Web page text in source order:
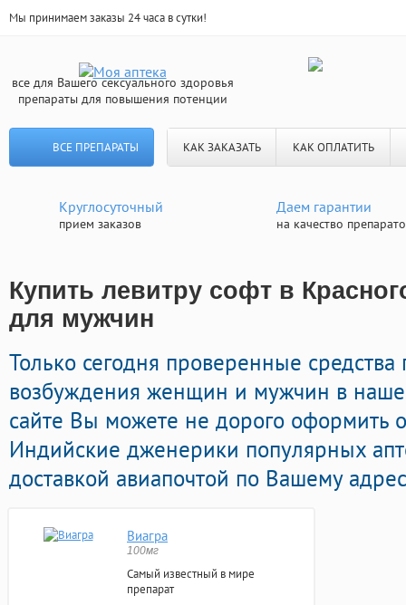
Мы принимаем заказы 24 часа в сутки!
все для Вашего сексуального здоровья
препараты для повышения потенции
ВСЕ ПРЕПАРАТЫ КАК ЗАКАЗАТЬ КАК ОПЛАТИТЬ
Круглосуточный
прием заказов
Даем гарантии
на качество
Купить левитру софт в
для мужчин
Только сегодня проверенные
возбуждения женщин и мужчин в
сайте Вы можете не дорого оформить
Индийские дженерики популярных
доставкой авиапочтой по Вашему
Виагра
100мг
Самый известный в мире
препарат